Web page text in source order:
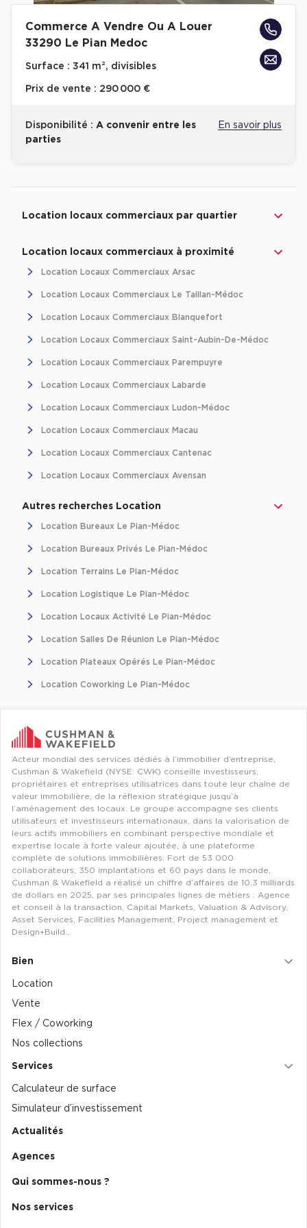
Collections de Bureaux
Hôtels particuliers
Immeuble indépendant
Immeuble de bureaux avec services
Location d'Entrepôts / Activités
Location d'Entrepôts / Activités à Aix-en-Provence
Location d'Entrepôts / Activités à Saint-Priest
Location d'Entrepôts / Activités à Massy
Location d'Entrepôts / Activités à Rennes
Location d'Entrepôts / Activités à Besançon
Achat d'Entrepôts / Activités à Dijon
chargement
Entrepôts et Locaux d'activités - Programmes neufs
Location de plateformes Logistique à Aulnay-sous-Bois
Location de plateformes Logistique à Marseille
Location de plateformes Logistique à Le Havre
Achat de plateformes Logistique
Achat de plateformes Logistique en Bretagne
Achat de plateformes Logistique à Lyon
Achat de plateformes Logistique à Marseille
Achat de plateformes Logistique à Dijon
Entrepôts logistique classe A
Entrepôts XXL
Commerce A Vendre Ou A Louer
33290 Le Pian Medoc
Surface : 341 m², divisibles
Prix de vente : 290 000 €
Disponibilité : A convenir entre les
parties
En savoir plus
Location locaux commerciaux par quartier
Location locaux commerciaux à proximité
Location Locaux Commerciaux Arsac
Location Locaux Commerciaux Le Taillan-Médoc
Location Locaux Commerciaux Blanquefort
Location Locaux Commerciaux Saint-Aubin-De-Médoc
Location Locaux Commerciaux Parempuyre
Location Locaux Commerciaux Labarde
Location Locaux Commerciaux Ludon-Médoc
Location Locaux Commerciaux Macau
Location Locaux Commerciaux Cantenac
Location Locaux Commerciaux Avensan
Autres recherches Location
Location Bureaux Le Pian-Médoc
Location Bureaux Privés Le Pian-Médoc
Location Terrains Le Pian-Médoc
Location Logistique Le Pian-Médoc
Location Locaux Activité Le Pian-Médoc
Location Salles De Réunion Le Pian-Médoc
Location Plateaux Opérés Le Pian-Médoc
Location Coworking Le Pian-Médoc
Acteur mondial des services dédiés à l’immobilier d’entreprise,
Cushman & Wakefield (NYSE: CWK) conseille investisseurs,
propriétaires et entreprises utilisatrices dans toute leur chaîne de
valeur immobilière, de la réflexion stratégique jusqu’à
l’aménagement des locaux. Le groupe accompagne ses clients
utilisateurs et investisseurs internationaux, dans la valorisation de
leurs actifs immobiliers en combinant perspective mondiale et
expertise locale à forte valeur ajoutée, à une plateforme
complète de solutions immobilières. Fort de 53 000
collaborateurs, 350 implantations et 60 pays dans le monde,
Cushman & Wakefield a réalisé un chiffre d’affaires de 10,3 milliards
de dollars en 2025, par ses principales lignes de métiers : Agence
et conseil à la transaction, Capital Markets, Valuation & Advisory,
Asset Services, Facilities Management, Project management et
Design+Build…
Bien
Location
Vente
Flex / Coworking
Nos collections
Services
Calculateur de surface
Simulateur d’investissement
Actualités
Agences
Qui sommes-nous ?
Nos services